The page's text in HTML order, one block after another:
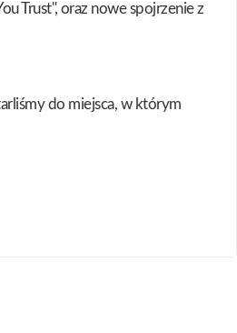
Trust", oraz nowe spojrzenie z
do miejsca, w którym